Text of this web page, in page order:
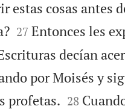
estas cosas antes

27 Entonces les
decían
por Moisés y
profetas. 

28